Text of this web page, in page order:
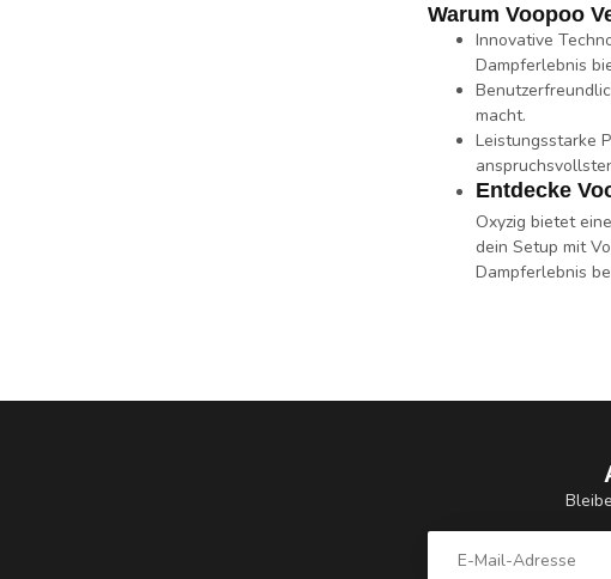
Warum Voopoo
Innovative
Dampferlebnis
macht.
Leistungsstarke
Entdecke
Oxyzig bietet
dein Setup mit
Dampferlebnis